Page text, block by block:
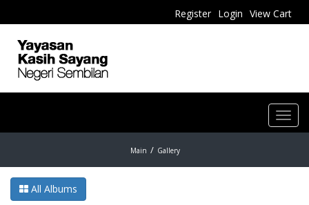
View Cart
Login
Register
Main Gallery
All Albums